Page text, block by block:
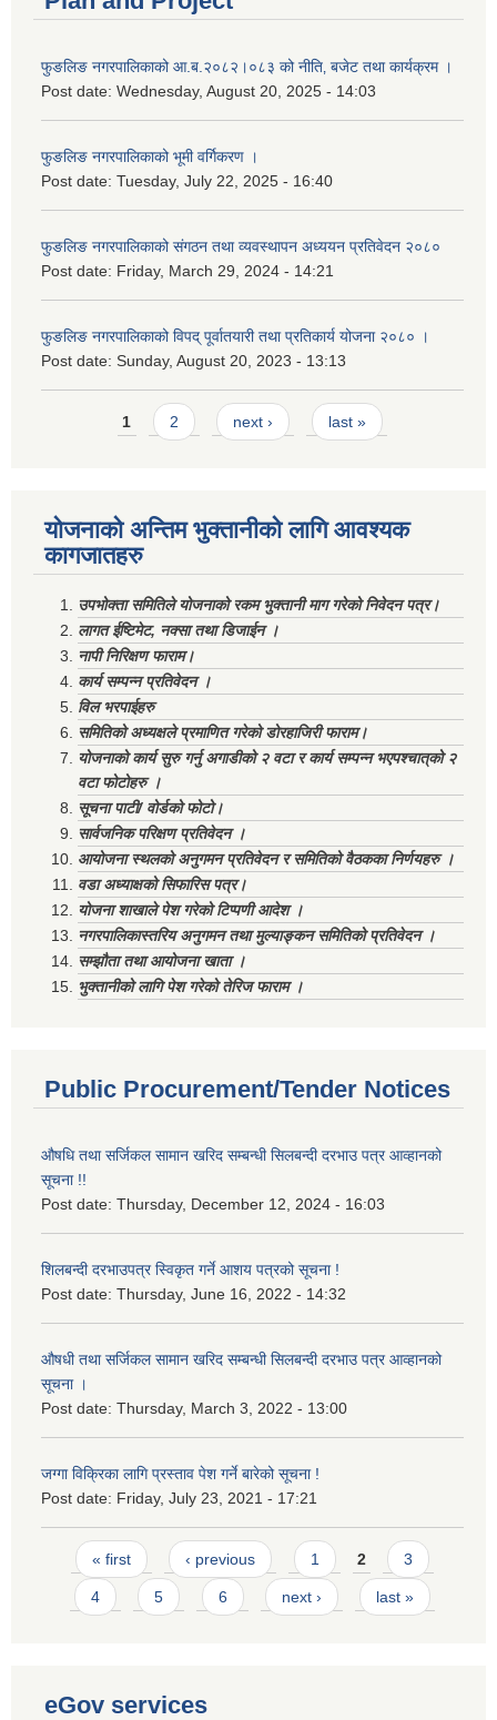
फुङलिङ नगरपालिकाको आ.ब.२०८२।०८३ को नीति‚ बजेट तथा कार्यक्रम ।
Post date: Wednesday, August 20, 2025 - 14:03
फुङलिङ नगरपालिकाको भूमी वर्गिकरण ।
Post date: Tuesday, July 22, 2025 - 16:40
फुङलिङ नगरपालिकाको संगठन तथा व्यवस्थापन अध्ययन प्रतिवेदन २०८०
Post date: Friday, March 29, 2024 - 14:21
फुङलिङ नगरपालिकाको विपद् पूर्वातयारी तथा प्रतिकार्य योजना २०८० ।
Post date: Sunday, August 20, 2023 - 13:13
Pages1 2 next › last »
योजनाको अन्तिम भुक्तानीको लागि आवश्यक
कागजातहरु
उपभोक्ता समितिले योजनाको रकम भुक्तानी माग गरेको निवेदन पत्र।
लागत ईष्टिमेट, नक्सा तथा डिजाईन ।
नापी निरिक्षण फाराम।
कार्य सम्पन्न प्रतिवेदन ।
विल भरपाईहरु
समितिको अध्यक्षले प्रमाणित गरेको डोरहाजिरी फाराम।
योजनाको कार्य सुरु गर्नु अगाडीको २ वटा र कार्य सम्पन्न भएपश्चात्‌को २
वटा फोटोहरु ।
सूचना पाटी/ वोर्डको फोटो।
सार्वजनिक परिक्षण प्रतिवेदन ।
आयोजना स्थलको अनुगमन प्रतिवेदन र समितिको वैठकका निर्णयहरु ।
वडा अध्याक्षको सिफारिस पत्र।
योजना शाखाले पेश गरेको टिप्पणी आदेश ।
नगरपालिकास्तरिय अनुगमन तथा मुल्याङ्कन समितिको प्रतिवेदन ।
सम्झौता तथा आयोजना खाता ।
भुक्तानीको लागि पेश गरेको तेरिज फाराम ।
Public Procurement/Tender Notices
औषधि तथा सर्जिकल सामान खरिद सम्बन्धी सिलबन्दी दरभाउ पत्र आव्हानको
सूचना !!
Post date: Thursday, December 12, 2024 - 16:03
शिलबन्दी दरभाउपत्र स्विकृत गर्ने आशय पत्रको सूचना !
Post date: Thursday, June 16, 2022 - 14:32
औषधी तथा सर्जिकल सामान खरिद सम्बन्धी सिलबन्दी दरभाउ पत्र आव्हानको
सूचना ।
Post date: Thursday, March 3, 2022 - 13:00
जग्गा विक्रिका लागि प्रस्ताव पेश गर्ने बारेको सूचना !
Post date: Friday, July 23, 2021 - 17:21
Pages
« first ‹ previous 1 2 3
4 5 6 next › last »
eGov services